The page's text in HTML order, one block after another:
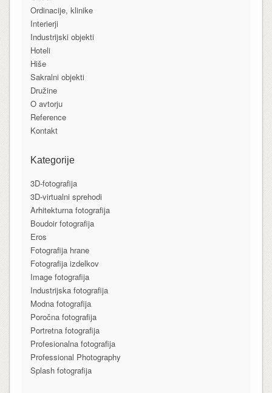
Ordinacije, klinike
Interierji
Industrijski objekti
Hoteli
Hiše
Sakralni objekti
Družine
O avtorju
Reference
Kontakt
Kategorije
3D-fotografija
3D-virtualni sprehodi
Arhitekturna fotografija
Boudoir fotografija
Eros
Fotografija hrane
Fotografija izdelkov
Image fotografija
Industrijska fotografija
Modna fotografija
Poročna fotografija
Portretna fotografija
Profesionalna fotografija
Professional Photography
Splash fotografija